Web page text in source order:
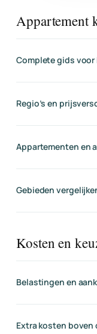
Appartement
Complete gids voor
Regio’s en
Appartementen en
Gebieden
Kosten en
Belastingen en
Extra kosten boven